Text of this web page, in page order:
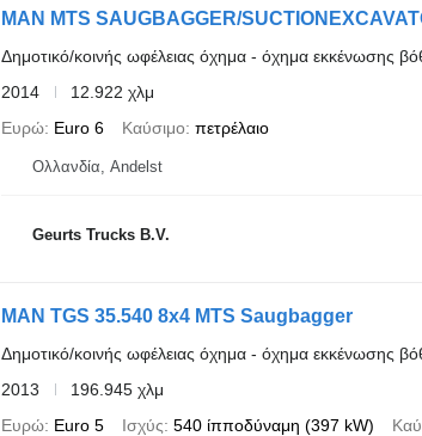
MAN MTS SAUGBAGGER/
Δημοτικό/κοινής ωφέλειας όχημα - όχημα εκκένωσης
2014
12.922 χλμ
Ευρώ Euro 6 Καύσιμο πετρέλαιο
Ολλανδία, Andelst
Geurts Trucks B.V.
MAN TGS 35.540 8x4 MTS Saugbagger
Δημοτικό/κοινής ωφέλειας όχημα - όχημα εκκένωσης
2013
196.945 χλμ
Ευρώ Euro 5 Ισχύς 540 ίπποδύναμη (397 kW)